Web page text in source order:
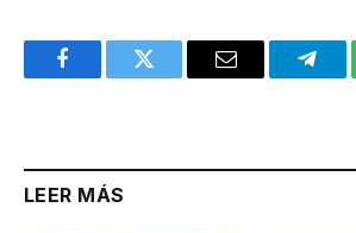
FacebookTwitter Email
LEER MÁS